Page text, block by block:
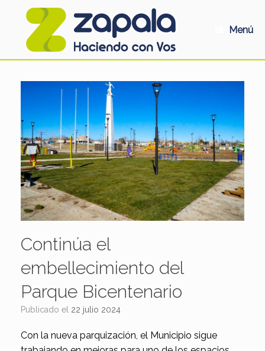
Menú
Continúa el
embellecimiento del
Parque Bicentenario
Publicado el 22 julio 2024
Con la nueva parquización, el Municipio sigue